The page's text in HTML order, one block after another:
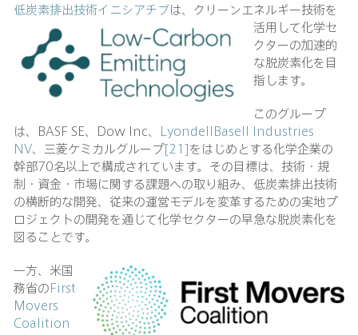
低炭素排出技術イニシアチブは、クリーンエネルギー技術を
活用して化学セ
クターの加速的
な脱炭素化を目
指します。
このグループ
は、BASF SE、Dow Inc、 LyondellBasell Industries
NV、三菱ケミカルグループ[21]をはじめとする化学企業の
幹部70名以上で構成されています。その目標は、技術・規
制・資金・市場に関する課題への取り組み、低炭素排出技術
の横断的な開発、従来の運営モデルを変革するための実地プ
ロジェクトの開発を通じて化学セクターの早急な脱炭素化を
図ることです。
一方、米国
務省のFirst
Movers
Coalition